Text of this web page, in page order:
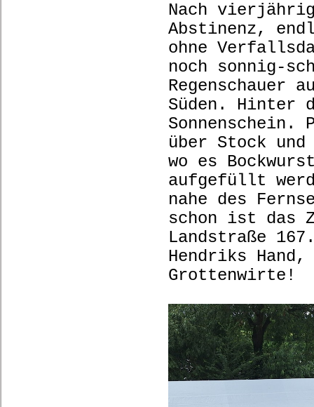
Nach
Abstinenz,
ohne
noch sonnig-
Regenschauer
Süden. Hinter
über Stock
wo es
aufgefüllt
nahe des
schon ist
Landstraße
Hendriks